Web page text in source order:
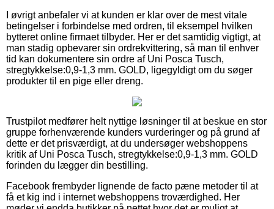
I øvrigt anbefaler vi at kunden er klar over de mest vitale
betingelser i forbindelse med ordren, til eksempel hvilken
bytteret online firmaet tilbyder. Her er det samtidig vigtigt, at
man stadig opbevarer sin ordrekvittering, så man til enhver
tid kan dokumentere sin ordre af Uni Posca Tusch,
stregtykkelse:0,9-1,3 mm. GOLD, ligegyldigt om du søger
produkter til en pige eller dreng.
Trustpilot medfører helt nyttige løsninger til at beskue en stor
gruppe forhenværende kunders vurderinger og på grund af
dette er det prisværdigt, at du undersøger webshoppens
kritik af Uni Posca Tusch, stregtykkelse:0,9-1,3 mm. GOLD
forinden du lægger din bestilling.
Facebook frembyder lignende de facto pæne metoder til at
få et kig ind i internet webshoppens troværdighed. Her